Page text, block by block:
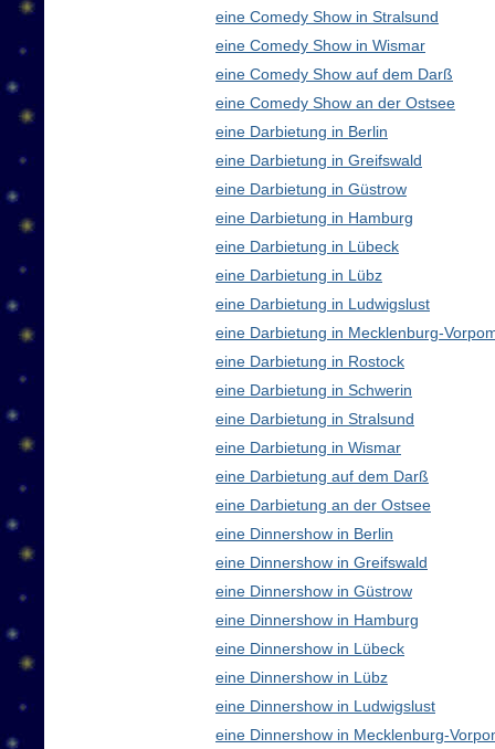
eine Comedy Show in Stralsund
eine Comedy Show in Wismar
eine Comedy Show auf dem Darß
eine Comedy Show an der Ostsee
eine Darbietung in Berlin
eine Darbietung in Greifswald
eine Darbietung in Güstrow
eine Darbietung in Hamburg
eine Darbietung in Lübeck
eine Darbietung in Lübz
eine Darbietung in Ludwigslust
eine Darbietung in Mecklenburg-
eine Darbietung in Rostock
eine Darbietung in Schwerin
eine Darbietung in Stralsund
eine Darbietung in Wismar
eine Darbietung auf dem Darß
eine Darbietung an der Ostsee
eine Dinnershow in Berlin
eine Dinnershow in Greifswald
eine Dinnershow in Güstrow
eine Dinnershow in Hamburg
eine Dinnershow in Lübeck
eine Dinnershow in Lübz
eine Dinnershow in Ludwigslust
eine Dinnershow in Mecklenburg-